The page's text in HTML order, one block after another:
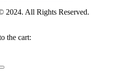
2024. All Rights Reserved.
the cart: